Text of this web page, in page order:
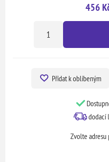
456
Přidat k oblíbeným
dodací
Zvolte adresu